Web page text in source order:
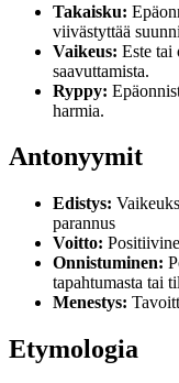
Takaisku:
viivästyttää
Vaikeus: Este tai
saavuttamista.
Ryppy:
harmia.
Antonyymit
Edistys:
parannus
Voitto:
Onnistuminen:
tapahtumasta tai
Menestys:
Etymologia